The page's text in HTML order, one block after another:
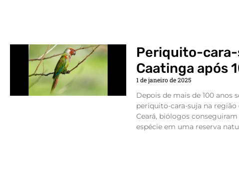
Periquito-
Caatinga após
1 de janeiro de 2025
Depois de mais de 100 anos
periquito-cara-suja na
Ceará, biólogos
espécie em uma reserva